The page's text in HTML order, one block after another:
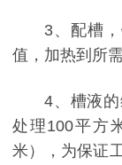
3、配槽
值，加热到所需
4、槽液
处理100平方
米），为保证